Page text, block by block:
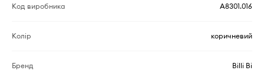
Код виробника A8301.016
Колір коричневий
Бренд Billi Bi